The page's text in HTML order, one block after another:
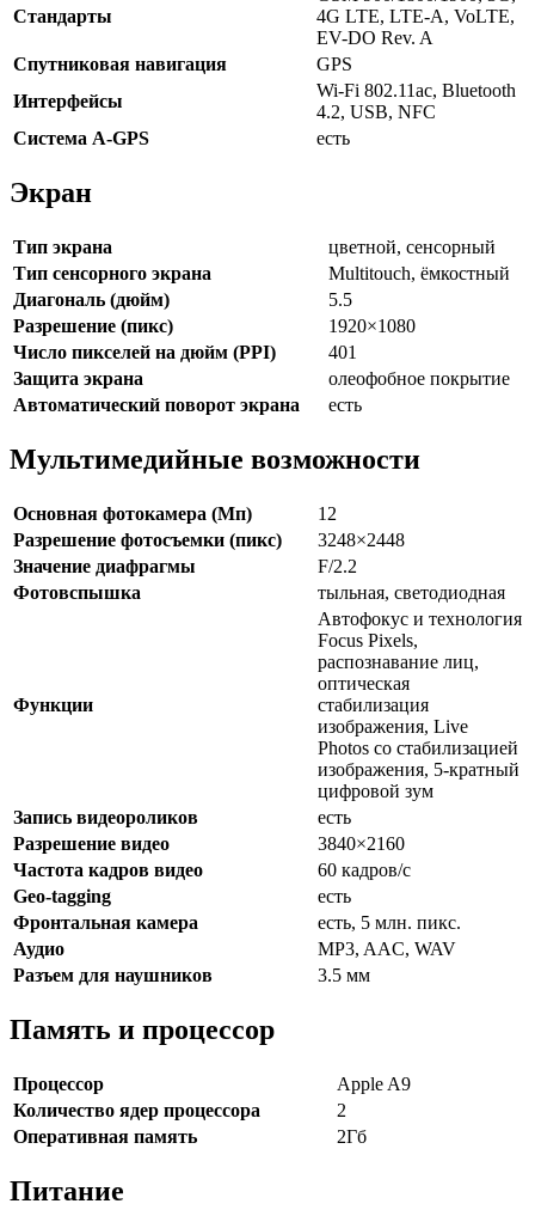
Стандарты
4G LTE, LTE-A, VoLTE,
EV-DO Rev. A
Спутниковая навигация
GPS
Интерфейсы
Wi-Fi 802.11ac, Bluetooth
4.2, USB, NFC
Cистема A-GPS
есть
Экран
Тип экрана
цветной, сенсорный
Тип сенсорного экрана
Multitouch, ёмкостный
Диагональ (дюйм)
5.5
Разрешение (пикс)
1920×1080
Число пикселей на дюйм (PPI)
401
Защита экрана
олеофобное покрытие
Автоматический поворот экрана
есть
Мультимедийные возможности
Основная фотокамера (Мп)
12
Разрешение фотосъемки (пикс)
3248×2448
Значение диафрагмы
F/2.2
Фотовспышка
тыльная, светодиодная
Функции
Автофокус и технология
Focus Pixels,
распознавание лиц,
оптическая
стабилизация
изображения, Live
Photos со стабилизацией
изображения, 5-кратный
цифровой зум
Запись видеороликов
есть
Разрешение видео
3840×2160
Частота кадров видео
60 кадров/с
Geo-tagging
есть
Фронтальная камера
есть, 5 млн. пикс.
Аудио
MP3, AAC, WAV
Разъем для наушников
3.5 мм
Память и процессор
Процессор
Apple A9
Количество ядер процессора
2
Оперативная память
2Гб
Питание